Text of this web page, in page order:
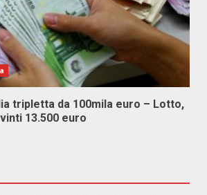
tripletta da 100mila euro – Lotto,
13.500 euro